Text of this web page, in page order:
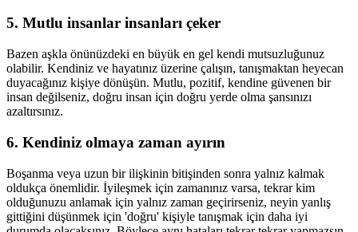
5. Mutlu insanlar insanları çeker
Bazen aşkla önünüzdeki en büyük en gel kendi mutsuzluğunuz
olabilir. Kendiniz ve hayatınız üzerine çalışın, tanışmaktan heyecan
duyacağınız kişiye dönüşün. Mutlu, pozitif, kendine güvenen bir
insan değilseniz, doğru insan için doğru yerde olma şansınızı
azaltırsınız.
6. Kendiniz olmaya zaman ayırın
Boşanma veya uzun bir ilişkinin bitişinden sonra yalnız kalmak
oldukça önemlidir. İyileşmek için zamanınız varsa, tekrar kim
olduğunuzu anlamak için yalnız zaman geçirirseniz, neyin yanlış
gittiğini düşünmek için 'doğru' kişiyle tanışmak için daha iyi